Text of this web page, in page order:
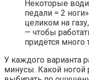
Некоторые
педали = 2
целиком на
— чтобы
придётся много
У каждого варианта
минусы. Какой ногой